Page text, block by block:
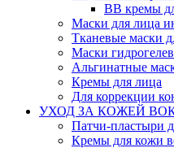
BB кремы
Маски для лица
Тканевые маски
Маски
Альгинатные
Кремы для лица
Для коррекции
УХОД ЗА КОЖЕЙ
Патчи-пластыри
Кремы для кожи